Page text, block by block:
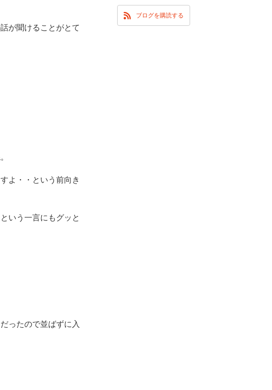
が聞けることがとて
よ・・という前向き
いう一言にもグッと
ったので並ばずに入
ブログを購読する